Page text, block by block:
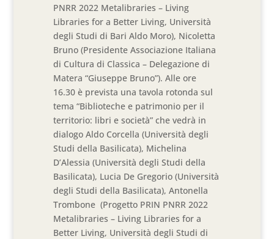
PNRR 2022 Metalibraries – Living
Libraries for a Better Living, Università
degli Studi di Bari Aldo Moro), Nicoletta
Bruno (Presidente Associazione Italiana
di Cultura di Classica – Delegazione di
Matera “Giuseppe Bruno”). Alle ore
16.30 è prevista una tavola rotonda sul
tema “Biblioteche e patrimonio per il
territorio: libri e società” che vedrà in
dialogo Aldo Corcella (Università degli
Studi della Basilicata), Michelina
D’Alessia (Università degli Studi della
Basilicata), Lucia De Gregorio (Università
degli Studi della Basilicata), Antonella
Trombone (Progetto PRIN PNRR 2022
Metalibraries – Living Libraries for a
Better Living, Università degli Studi di